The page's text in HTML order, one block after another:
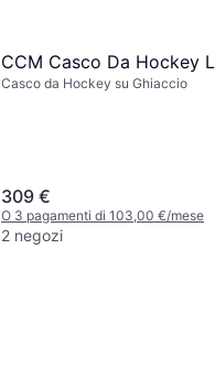
CCM Casco Da Hockey L
Casco da Hockey su Ghiaccio
309 €
O 3 pagamenti di 103,00 €/mese
2 negozi